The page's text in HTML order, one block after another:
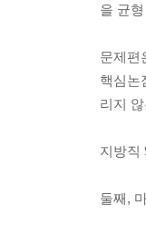
을 균
문제편
핵심논
리지
지방직
둘째,